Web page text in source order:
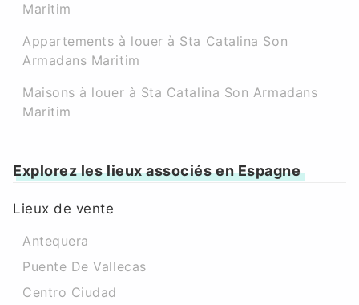
Maritim
Appartements à louer à Sta Catalina Son
Armadans Maritim
Maisons à louer à Sta Catalina Son Armadans
Maritim
Explorez les lieux associés en Espagne
Lieux de vente
Antequera
Puente De Vallecas
Centro Ciudad